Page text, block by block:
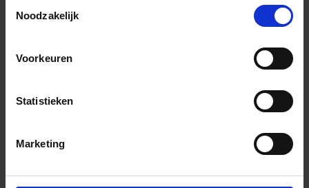
Noodzakelijk
Voorkeuren
Statistieken
Marketing
Algemene informatie
Foto’s ({{photos.length}})